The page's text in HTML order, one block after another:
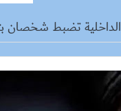
الداخلية تضبط شخصان